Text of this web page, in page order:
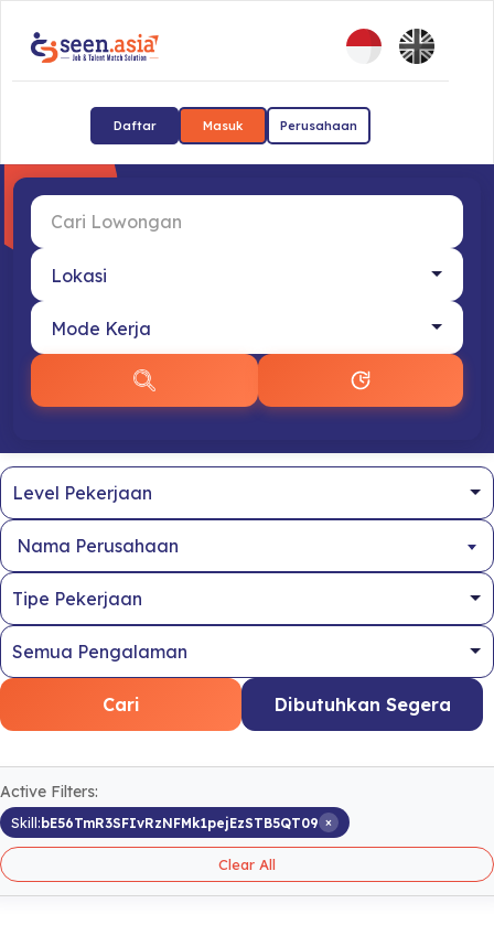
Daftar Masuk Perusahaan
Nama Perusahaan
Cari Dibutuhkan Segera
Active Filters:
Skill:bE56TmR3SFIvRzNFMk1pejEzSTB5QT09 ×
Clear All